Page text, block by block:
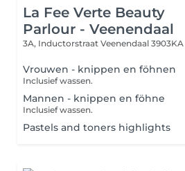
La Fee Verte Beauty
Parlour - Veenendaal
3A, Inductorstraat Veenendaal 3903KA
Vrouwen - knippen en föhnen
Inclusief wassen.
Mannen - knippen en föhne
Inclusief wassen.
Pastels and toners highlights